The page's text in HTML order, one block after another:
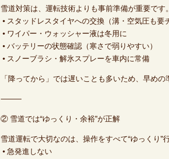
雪道対策は、運転技術よりも事前準備が重要です。
• スタッドレスタイヤへの交換（溝・空気圧も要
• ワイパー・ウォッシャー液は冬用に
• バッテリーの状態確認（寒さで弱りやすい）
• スノーブラシ・解氷スプレーを車内に常備
「降ってから」では遅いことも多いため、早めの
⸻
② 雪道では“ゆっくり・余裕”が正解
雪道運転で大切なのは、操作をすべて“ゆっくり”
• 急発進しない